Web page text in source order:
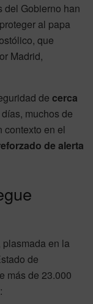
del Gobierno han
al papa
que
Madrid,
de cerca
muchos de
contexto en el
de alerta
en la
de
más de 23.000